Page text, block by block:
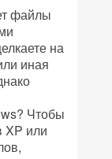
файлы
на
иная
Чтобы
XP или